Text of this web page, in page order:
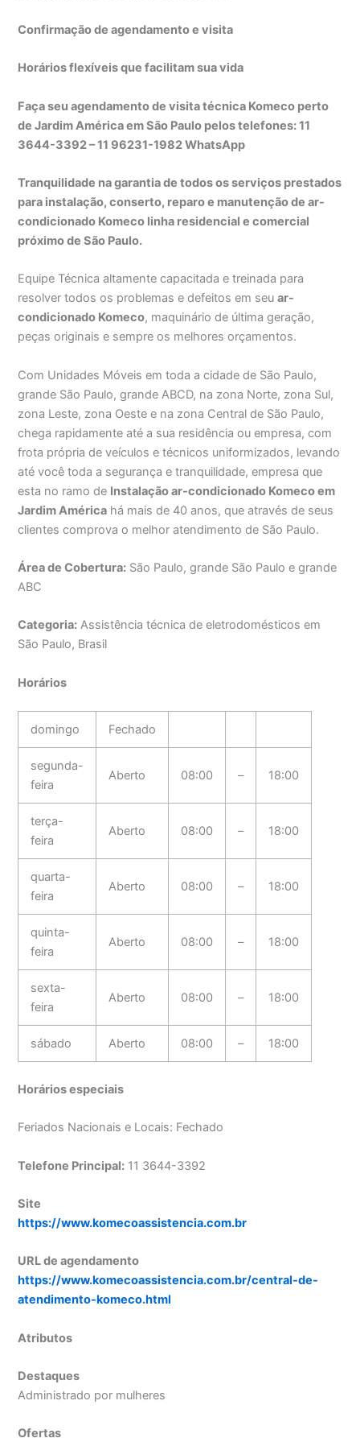
Confirmação de agendamento e visita
Horários flexíveis que facilitam sua vida
Faça seu agendamento de visita técnica Komeco perto
de Jardim América em São Paulo pelos telefones: 11
3644-3392 – 11 96231-1982 WhatsApp
Tranquilidade na garantia de todos os serviços prestados
para instalação, conserto, reparo e manutenção de ar-
condicionado Komeco linha residencial e comercial
próximo de São Paulo.
Equipe Técnica altamente capacitada e treinada para
resolver todos os problemas e defeitos em seuar-
condicionado Komeco, maquinário de última geração,
peças originais e sempre os melhores orçamentos.
Com Unidades Móveis em toda a cidade de São Paulo,
grande São Paulo, grande ABCD, na zona Norte, zona Sul,
zona Leste, zona Oeste e na zona Central de São Paulo,
chega rapidamente até a sua residência ou empresa, com
frota própria de veículos e técnicos uniformizados, levando
até você toda a segurança e tranquilidade, empresa que
esta no ramo de Instalação ar-condicionado Komeco em
Jardim América há mais de 40 anos, que através de seus
clientes comprova o melhor atendimento de São Paulo.
Área de Cobertura: São Paulo, grande São Paulo e grande
ABC
Categoria: Assistência técnica de eletrodomésticos em
São Paulo, Brasil
Horários
domingo Fechado
segunda-
feira
Aberto 08:00 – 18:00
terça-
feira
Aberto 08:00 – 18:00
quarta-
feira
Aberto 08:00 – 18:00
quinta-
feira
Aberto 08:00 – 18:00
sexta-
feira
Aberto 08:00 – 18:00
sábado Aberto 08:00 – 18:00
Horários especiais
Feriados Nacionais e Locais: Fechado
Telefone Principal: 11 3644-3392
Site
https://www.komecoassistencia.com.br
URL de agendamento
https://www.komecoassistencia.com.br/central-de-
atendimento-komeco.html
Atributos
Destaques
Administrado por mulheres
Ofertas